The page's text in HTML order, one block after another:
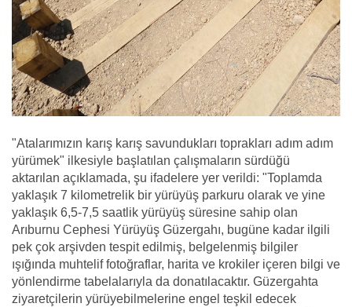
"Atalarımızın karış karış savundukları toprakları adım adım
yürümek" ilkesiyle başlatılan çalışmaların sürdüğü
aktarılan açıklamada, şu ifadelere yer verildi: "Toplamda
yaklaşık 7 kilometrelik bir yürüyüş parkuru olarak ve yine
yaklaşık 6,5-7,5 saatlik yürüyüş süresine sahip olan
Arıburnu Cephesi Yürüyüş Güzergahı, bugüne kadar ilgili
pek çok arşivden tespit edilmiş, belgelenmiş bilgiler
ışığında muhtelif fotoğraflar, harita ve krokiler içeren bilgi ve
yönlendirme tabelalarıyla da donatılacaktır. Güzergahta
ziyaretçilerin yürüyebilmelerine engel teşkil edecek